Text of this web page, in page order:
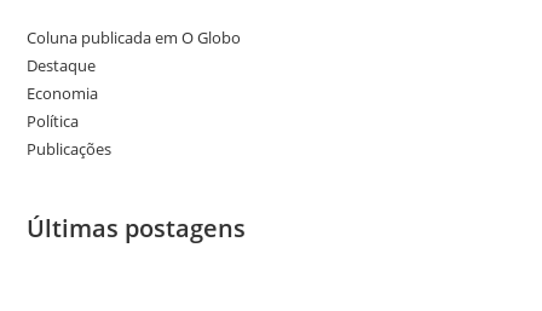
Coluna publicada em O Globo
Destaque
Economia
Política
Publicações
Últimas postagens